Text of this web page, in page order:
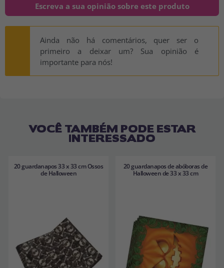
Escreva a sua opinião sobre este produto
Ainda não há comentários, quer ser o
primeiro a deixar um? Sua opinião é
importante para nós!
VOCÊ TAMBÉM PODE ESTAR
INTERESSADO
20 guardanapos 33 x 33 cm Ossos
de Halloween
20 guardanapos de abóboras de
Halloween de 33 x 33 cm